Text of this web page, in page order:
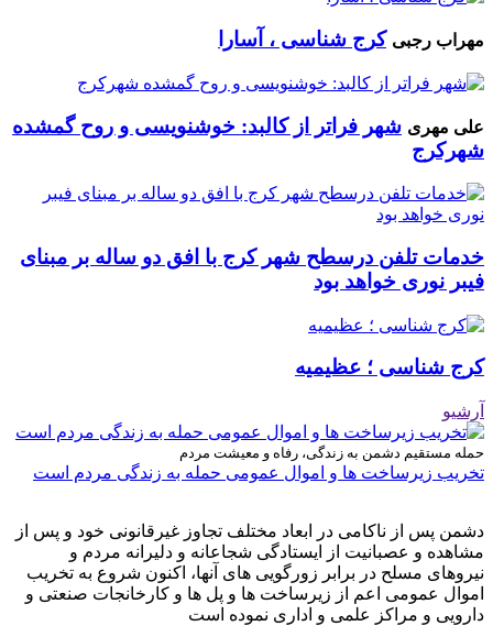
مهراب رجبی کرج شناسی ، آسارا
علی مهری شهر فراتر از کالبد: خوشنویسی و روح گمشده
شهرکرج
خدمات تلفن درسطح شهر کرج با افق دو ساله بر مبنای
فیبر نوری خواهد بود
کرج شناسی ؛ عظیمیه
آرشیو
حمله مستقیم دشمن به زندگی، رفاه و معیشت مردم
تخریب زیرساخت ها و اموال عمومی حمله به زندگی مردم است
دشمن پس از ناکامی در ابعاد مختلف تجاوز غیرقانونی خود و پس از
مشاهده و عصبانیت از ایستادگی شجاعانه و دلیرانه مردم و
نیروهای مسلح در برابر زورگویی های آنها، اکنون شروع به تخریب
اموال عمومی اعم از زیرساخت ها و پل ها و کارخانجات صنعتی و
دارویی و مراکز علمی و اداری نموده است